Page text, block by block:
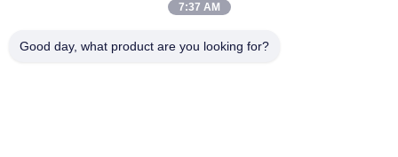
7:37 AM
Good day, what product are you looking for?